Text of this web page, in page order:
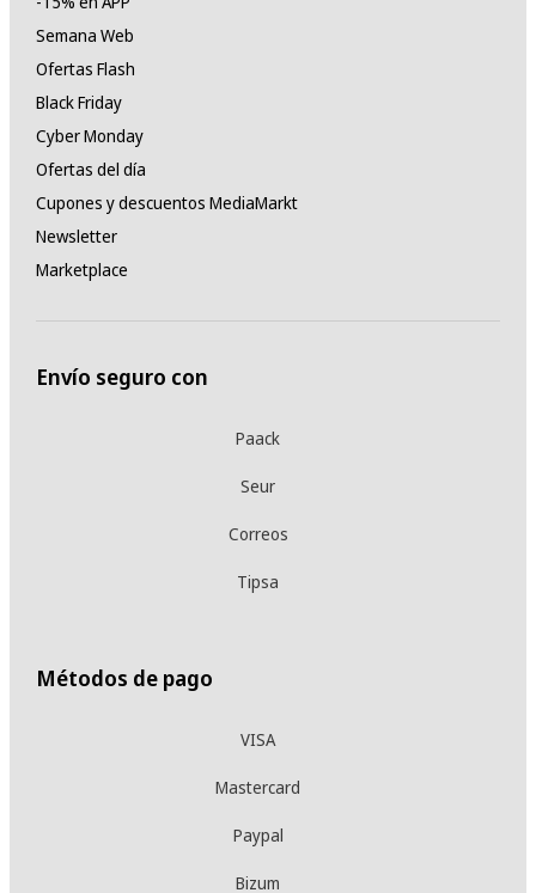
Semana Web
Ofertas Flash
Black Friday
Cyber Monday
Ofertas del día
Cupones y descuentos MediaMarkt
Newsletter
Marketplace
Envío seguro con
Paack
Seur
Correos
Tipsa
Métodos de pago
VISA
Mastercard
Paypal
Bizum